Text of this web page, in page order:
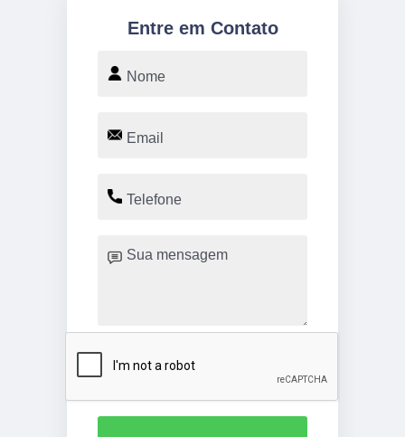
Entre em Contato